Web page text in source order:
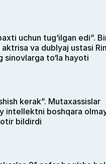
uchun tug‘ilgan edi”.
va dublyaj ustasi
sinovlarga to‘la hayoti
kerak”. Mutaxassislar
intellektni boshqara
bildirdi